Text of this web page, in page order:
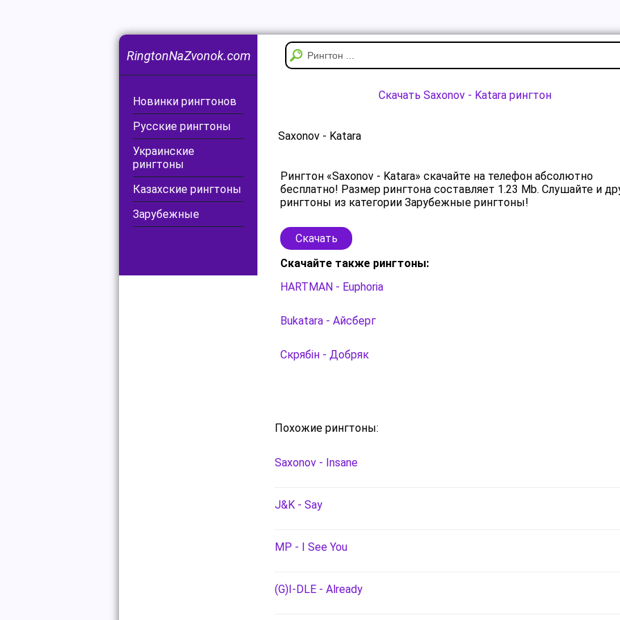
RingtonNaZvonok.com
Новинки рингтонов
Русские рингтоны
Украинские
рингтоны
Казахские рингтоны
Зарубежные
Скачать Saxonov - Katara рингтон
Saxonov - Katara
Рингтон «Saxonov - Katara» скачайте на телефон абсолютно
бесплатно! Размер рингтона составляет 1.23 Mb. Слушайте и
рингтоны из категории Зарубежные рингтоны!
Скачать
Скачайте также рингтоны:
HARTMAN - Euphoria
Bukatara - Айсберг
Скрябін - Добряк
Похожие рингтоны:
Saxonov - Insane
J&K - Say
MP - I See You
(G)I-DLE - Already